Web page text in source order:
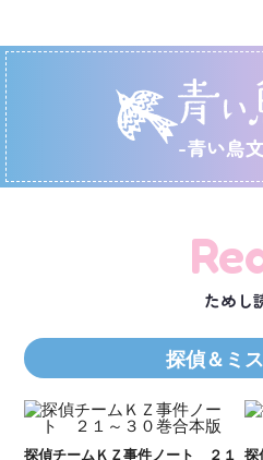
-青い鳥
ためし
探偵＆ミ
探偵チームＫＺ事件ノート ３１